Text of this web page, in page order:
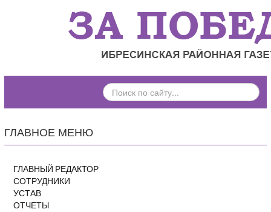
ПОИСК
ПО
ГЛАВНОЕ МЕНЮ
ГЛАВНЫЙ РЕДАКТОР
СОТРУДНИКИ
УСТАВ
ОТЧЕТЫ